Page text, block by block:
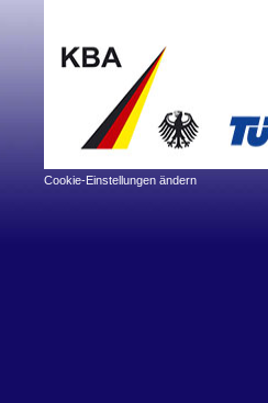
Cookie-Einstellungen ändern